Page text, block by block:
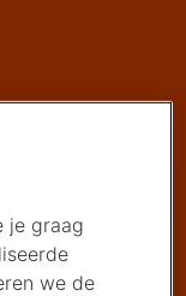
je graag
we de